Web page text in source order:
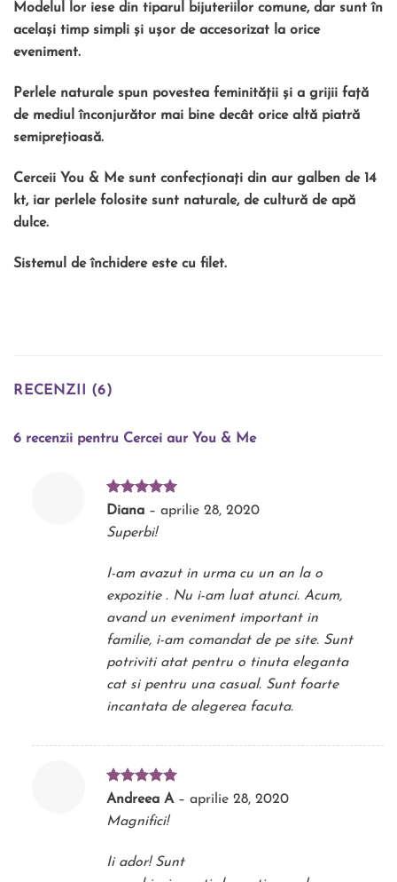
Modelul lor iese din tiparul bijuteriilor comune, dar sunt în
același timp simpli și ușor de accesorizat la orice
eveniment.
Perlele naturale spun povestea feminității și a grijii față
de mediul înconjurător mai bine decât orice altă piatră
semiprețioasă.
Cerceii You & Me sunt confecționați din aur galben de 14
kt, iar perlele folosite sunt naturale, de cultură de apă
dulce.
Sistemul de închidere este cu filet.
RECENZII (6)
6 recenzii pentru Cercei aur You & Me
Evaluat la
din 5
Diana – aprilie 28, 2020
Superbi!
I-am avazut in urma cu un an la o
expozitie . Nu i-am luat atunci. Acum,
avand un eveniment important in
familie, i-am comandat de pe site. Sunt
potriviti atat pentru o tinuta eleganta
cat si pentru una casual. Sunt foarte
incantata de alegerea facuta.
Evaluat la
Andreea A – aprilie 28, 2020
Magnifici!
Ii ador! Sunt